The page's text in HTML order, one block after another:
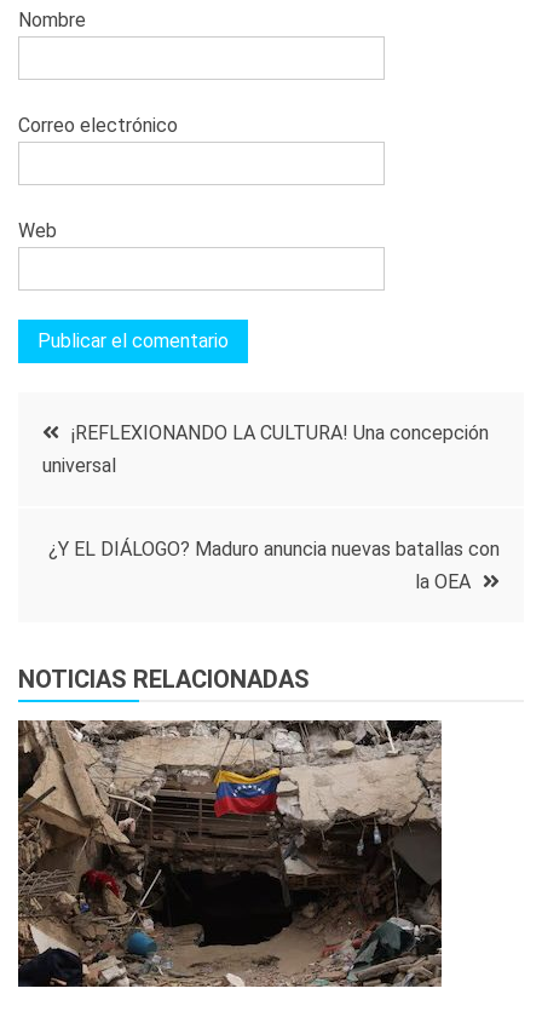
Nombre
Correo electrónico
Web
Navegación
entradas
¡REFLEXIONANDO LA CULTURA! Una concepción
universal
¿Y EL DIÁLOGO? Maduro anuncia nuevas batallas con
la OEA
NOTICIAS RELACIONADAS